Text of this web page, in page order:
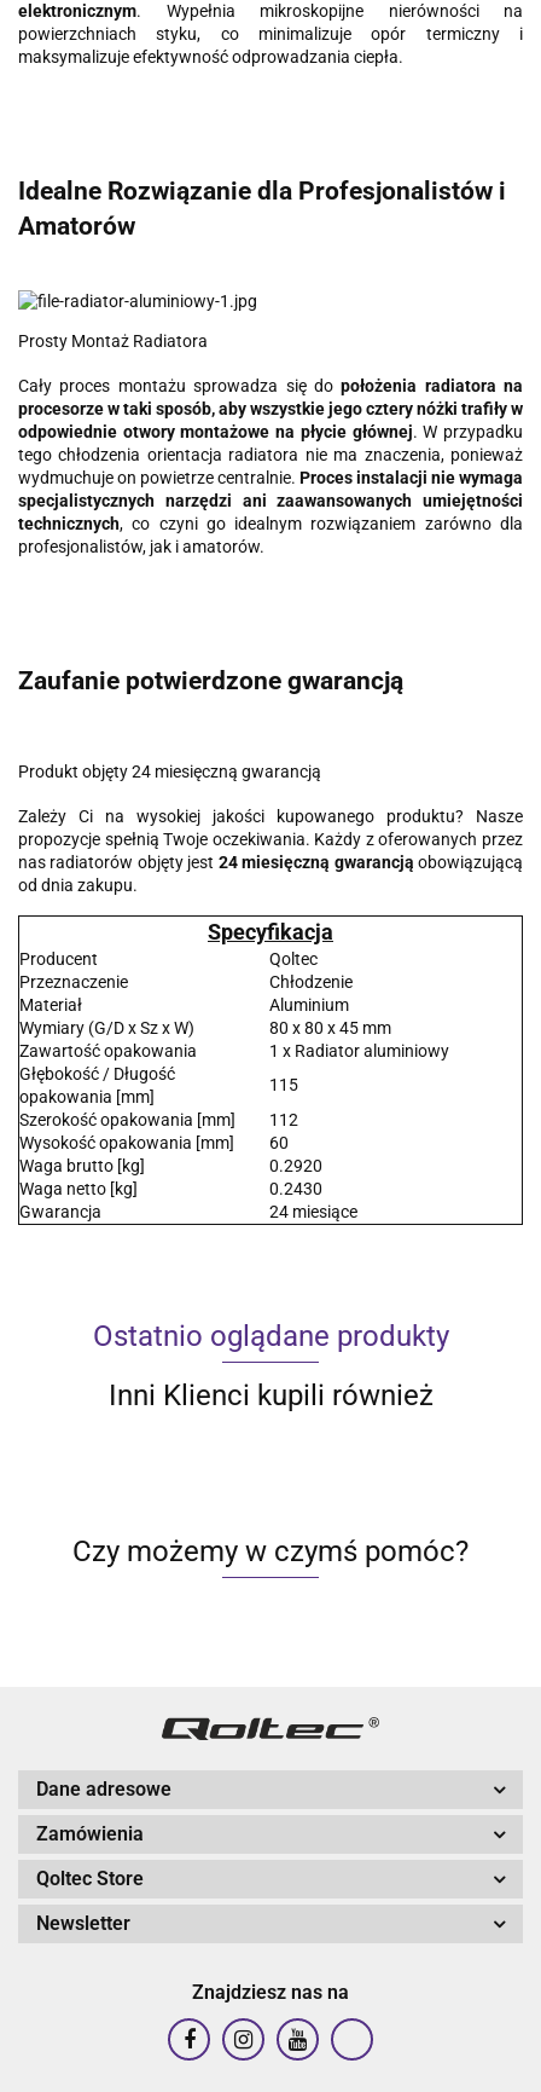
elektronicznym. Wypełnia mikroskopijne nierówności na
powierzchniach styku, co minimalizuje opór termiczny i
maksymalizuje efektywność odprowadzania ciepła.
Idealne Rozwiązanie dla Profesjonalistów i
Amatorów
Prosty Montaż Radiatora
Cały proces montażu sprowadza się dopołożenia radiatora na
procesorze w taki sposób, aby wszystkie jego cztery nóżki trafiły w
odpowiednie otwory montażowe na płycie głównej. W przypadku
tego chłodzenia orientacja radiatora nie ma znaczenia, ponieważ
wydmuchuje on powietrze centralnie. Proces instalacji nie wymaga
specjalistycznych narzędzi ani zaawansowanych umiejętności
technicznych, co czyni go idealnym rozwiązaniem zarówno dla
profesjonalistów, jak i amatorów.
Zaufanie potwierdzone gwarancją
Produkt objęty 24 miesięczną gwarancją
Zależy Ci na wysokiej jakości kupowanego produktu? Nasze
propozycje spełnią Twoje oczekiwania. Każdy z oferowanych przez
nas radiatorów objęty jest 24 miesięczną gwarancją obowiązującą
od dnia zakupu.
Specyfikacja
Producent
Qoltec
Przeznaczenie
Chłodzenie
Materiał
Aluminium
Wymiary (G/D x Sz x W)
80 x 80 x 45 mm
Zawartość opakowania
1 x Radiator aluminiowy
Głębokość / Długość
opakowania [mm]
115
Szerokość opakowania [mm]
112
Wysokość opakowania [mm]
60
Waga brutto [kg]
0.2920
Waga netto [kg]
0.2430
Gwarancja
24 miesiące
Ostatnio oglądane produkty
Inni Klienci kupili również
Czy możemy w czymś pomóc?
Dane adresowe
Zamówienia
Qoltec Store
Newsletter
Znajdziesz nas na